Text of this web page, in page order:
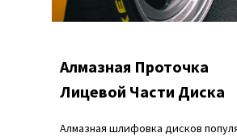
Алмазная Проточка
Лицевой Части Диска
Алмазная шлифовка дисков